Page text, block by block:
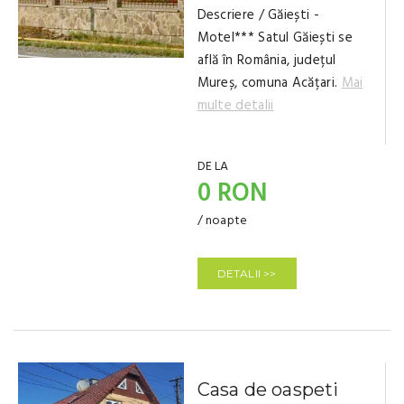
Descriere / Găiești -
Motel*** Satul Găiești se
află în România, județul
Mureș, comuna Acățari.Mai
multe detalii
DE LA
0 RON
/ noapte
DETALII >>
Casa de oaspeti